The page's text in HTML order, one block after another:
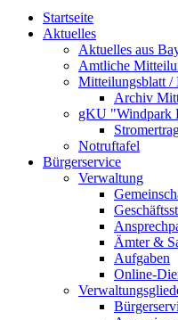
Startseite
Aktuelles
Aktuelles aus
Amtliche
Mitteilungsblatt /
Archiv
gKU "Windpark
Notruftafel
Bürgerservice
Verwaltung
Ämter &
Aufgaben
Online-